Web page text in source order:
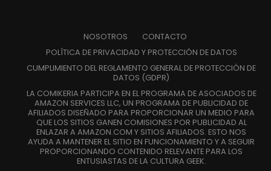
NOSOTROS
CONTACTO
POLÍTICA DE PRIVACIDAD Y PROTECCIÓN DE DATOS
CUMPLIMIENTO DEL REGLAMENTO GENERAL DE PROTECCIÓN DE
DATOS (GDPR)
LA COMIKERIA PARTICIPA EN EL PROGRAMA DE ASOCIADOS DE
AMAZON SERVICES LLC, UN PROGRAMA DE PUBLICIDAD DE
AFILIADOS DISEÑADO PARA PROPORCIONAR UN MEDIO PARA
QUE LOS SITIOS GANEN COMISIONES POR PUBLICIDAD AL
ENLAZAR A AMAZON.COM Y SITIOS AFILIADOS. ESTO NOS
AYUDA A MANTENER EL SITIO EN FUNCIONAMIENTO Y A SEGUIR
PROPORCIONANDO CONTENIDO RELEVANTE PARA LOS
ENTUSIASTAS DE LA CULTURA GEEK.